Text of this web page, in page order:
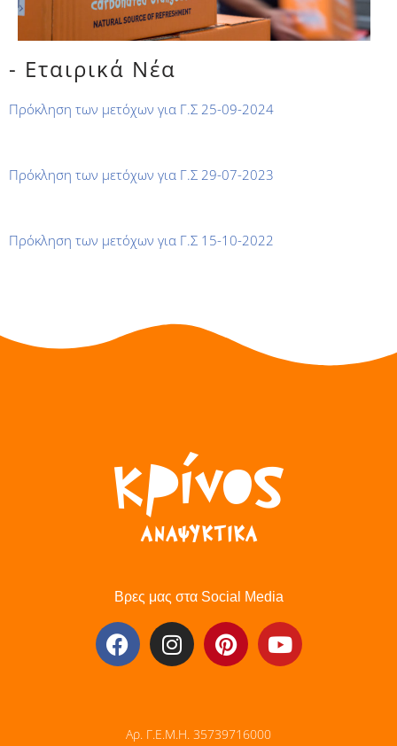
- Εταιρικά Νέα
Πρόκληση των μετόχων για Γ.Σ 25-09-2024
Πρόκληση των μετόχων για Γ.Σ 29-07-2023
Πρόκληση των μετόχων για Γ.Σ 15-10-2022
Βρες μας στα Social Media
Αρ. Γ.Ε.Μ.Η. 35739716000